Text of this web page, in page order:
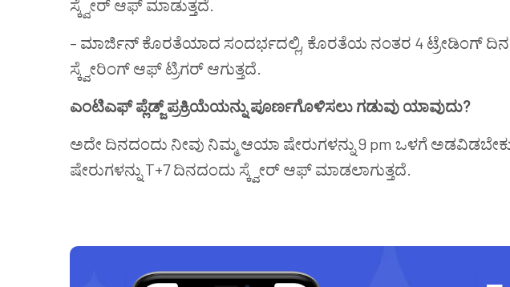
ಸ್ಕ್ವೇರ್ ಆಫ್ ಮಾಡುತ್ತದೆ.
– ಮಾರ್ಜಿನ್ ಕೊರತೆಯಾದ ಸಂದರ್ಭದಲ್ಲಿ, ಕೊರತೆಯ ನಂತರ 4 ಟ್ರೇಡಿಂಗ್
ಸ್ಕ್ವೇರಿಂಗ್ ಆಫ್ ಟ್ರಿಗರ್ ಆಗುತ್ತದೆ.
ಎಂಟಿಎಫ್‌ ಪ್ಲೆಡ್ಜ್ ಪ್ರಕ್ರಿಯೆಯನ್ನು ಪೂರ್ಣಗೊಳಿಸಲು ಗಡುವು ಯಾವುದು?
ಅದೇ ದಿನದಂದು ನೀವು ನಿಮ್ಮ ಆಯಾ ಷೇರುಗಳನ್ನು 9 pm ಒಳಗೆ
ಷೇರುಗಳನ್ನು T+7 ದಿನದಂದು ಸ್ಕ್ವೇರ್ ಆಫ್ ಮಾಡಲಾಗುತ್ತದೆ.